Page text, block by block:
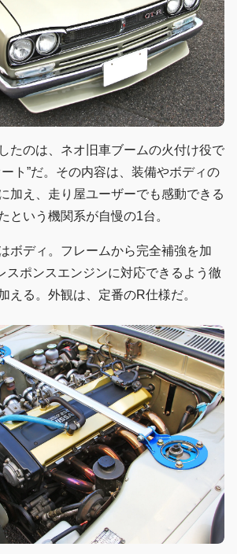
たのは、ネオ旧車ブームの火付け役で
ト”だ。その内容は、装備やボディの
加え、走り屋ユーザーでも感動できる
という機関系が自慢の1台。
ボディ。フレームから完全補強を加
スポンスエンジンに対応できるよう徹
える。外観は、定番のR仕様だ。